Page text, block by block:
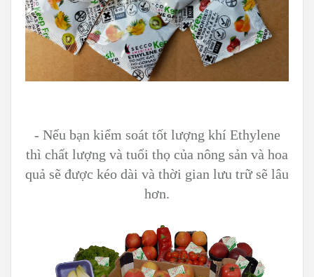
- Nếu bạn kiểm soát tốt lượng khí Ethylene
thì chất lượng và tuổi thọ của nông sản và hoa
quả sẽ được kéo dài và thời gian lưu trữ sẽ lâu
hơn.